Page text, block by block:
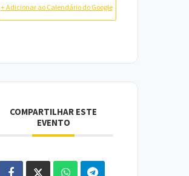
+ Adicionar ao Calendário do Google
COMPARTILHAR ESTE
EVENTO